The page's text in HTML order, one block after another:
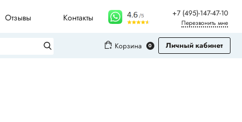
Отзывы Контакты +7 (495)-147-47-10
Перезвонить мне
Корзина 0
Личный кабинет